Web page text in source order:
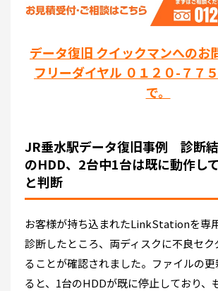
データ復旧 クイックマンへのお
フリーダイヤル ０１２０-７７
で。
JR垂水駅データ復旧事例 診断
のHDD、2台中1台は既に動作し
と判断
お客様が持ち込まれたLinkStationを専
診断したところ、両ディスクに不良セク
ることが確認されました。ファイルの
ると、1台のHDDが既に停止しており、